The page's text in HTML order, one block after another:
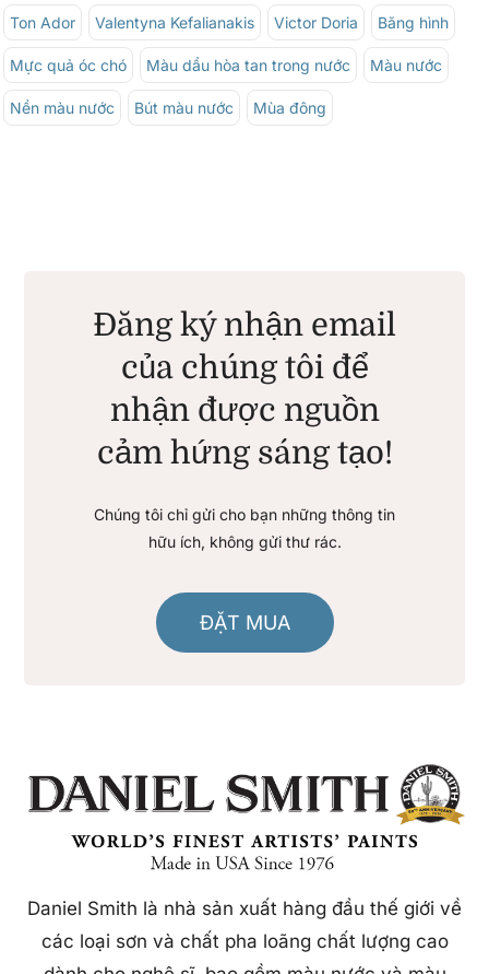
Ton Ador Valentyna Kefalianakis Victor Doria Băng hình
Mực quả óc chó Màu dầu hòa tan trong nước Màu nước
Nền màu nước Bút màu nước Mùa đông
Đăng ký nhận email
của chúng tôi để
nhận được nguồn
cảm hứng sáng tạo!
Chúng tôi chỉ gửi cho bạn những thông tin
hữu ích, không gửi thư rác.
ĐẶT MUA
Daniel Smith là nhà sản xuất hàng đầu thế giới về
các loại sơn và chất pha loãng chất lượng cao